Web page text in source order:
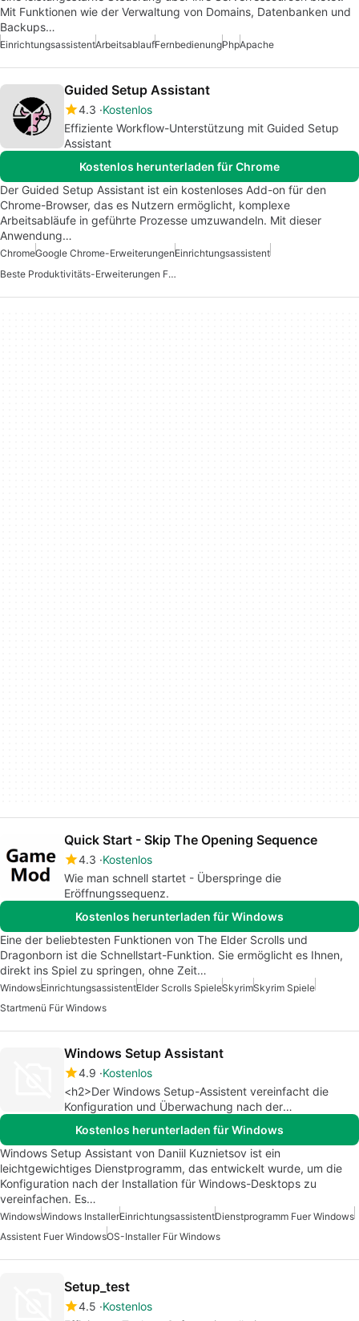
Mit Funktionen wie der Verwaltung von Domains, Datenbanken und
Backups…
EinrichtungsassistentArbeitsablaufFernbedienungPhpApache
Guided Setup Assistant
4.3 Kostenlos
Effiziente Workflow-Unterstützung mit Guided Setup
Assistant
Kostenlos herunterladen für Chrome
Der Guided Setup Assistant ist ein kostenloses Add-on für den
Chrome-Browser, das es Nutzern ermöglicht, komplexe
Arbeitsabläufe in geführte Prozesse umzuwandeln. Mit dieser
Anwendung…
ChromeGoogle Chrome-ErweiterungenEinrichtungsassistent
Beste Produktivitäts-Erweiterungen Für Chrome
Quick Start - Skip The Opening Sequence
4.3 Kostenlos
Wie man schnell startet - Überspringe die
Eröffnungssequenz.
Kostenlos herunterladen für Windows
Eine der beliebtesten Funktionen von The Elder Scrolls und
Dragonborn ist die Schnellstart-Funktion. Sie ermöglicht es Ihnen,
direkt ins Spiel zu springen, ohne Zeit…
WindowsEinrichtungsassistentElder Scrolls SpieleSkyrimSkyrim Spiele
Startmenü Für Windows
Windows Setup Assistant
4.9 Kostenlos
<h2>Der Windows Setup-Assistent vereinfacht die
Konfiguration und Überwachung nach der
Installation</h2>
Kostenlos herunterladen für Windows
Windows Setup Assistant von Daniil Kuznietsov ist ein
leichtgewichtiges Dienstprogramm, das entwickelt wurde, um die
Konfiguration nach der Installation für Windows-Desktops zu
vereinfachen. Es…
WindowsWindows InstallerEinrichtungsassistentDienstprogramm Fuer Windows
Assistent Fuer WindowsOS-Installer Für Windows
Setup_test
4.5 Kostenlos